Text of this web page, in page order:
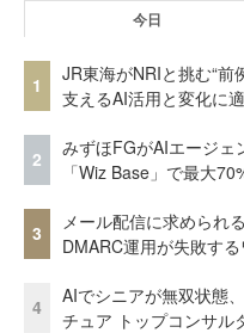
今日
1
JR東海がNRIと挑む“
支えるAI活用と変化に
2
みずほFGがAIエージ
「Wiz Base」で最大
3
メール配信に求められ
DMARC運用が失敗す
4
AIでシニアが無双状態
チュア トップコンサル